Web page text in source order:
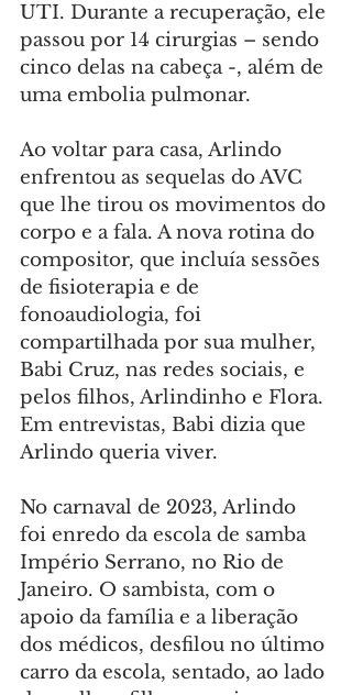
UTI. Durante a recuperação, ele
passou por 14 cirurgias – sendo
cinco delas na cabeça -, além de
uma embolia pulmonar.
Ao voltar para casa, Arlindo
enfrentou as sequelas do AVC
que lhe tirou os movimentos do
corpo e a fala. A nova rotina do
compositor, que incluía sessões
de fisioterapia e de
fonoaudiologia, foi
compartilhada por sua mulher,
Babi Cruz, nas redes sociais, e
pelos filhos, Arlindinho e Flora.
Em entrevistas, Babi dizia que
Arlindo queria viver.
No carnaval de 2023, Arlindo
foi enredo da escola de samba
Império Serrano, no Rio de
Janeiro. O sambista, com o
apoio da família e a liberação
dos médicos, desfilou no último
carro da escola, sentado, ao lado